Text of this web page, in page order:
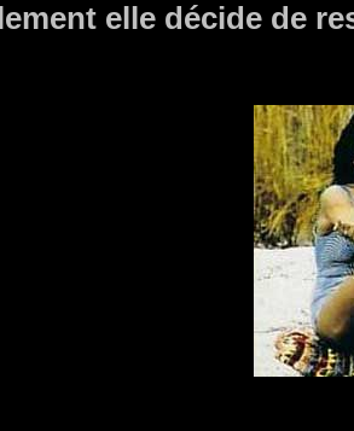
elle décide de